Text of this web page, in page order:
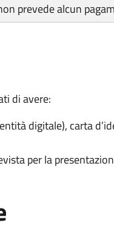
prevede alcun
di avere:
digitale), carta
per la